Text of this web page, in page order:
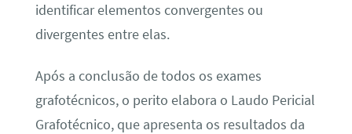
identificar elementos convergentes ou
divergentes entre elas.
Após a conclusão de todos os exames
grafotécnicos, o perito elabora o Laudo Pericial
Grafotécnico, que apresenta os resultados da